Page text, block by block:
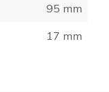
95 mm
17 mm